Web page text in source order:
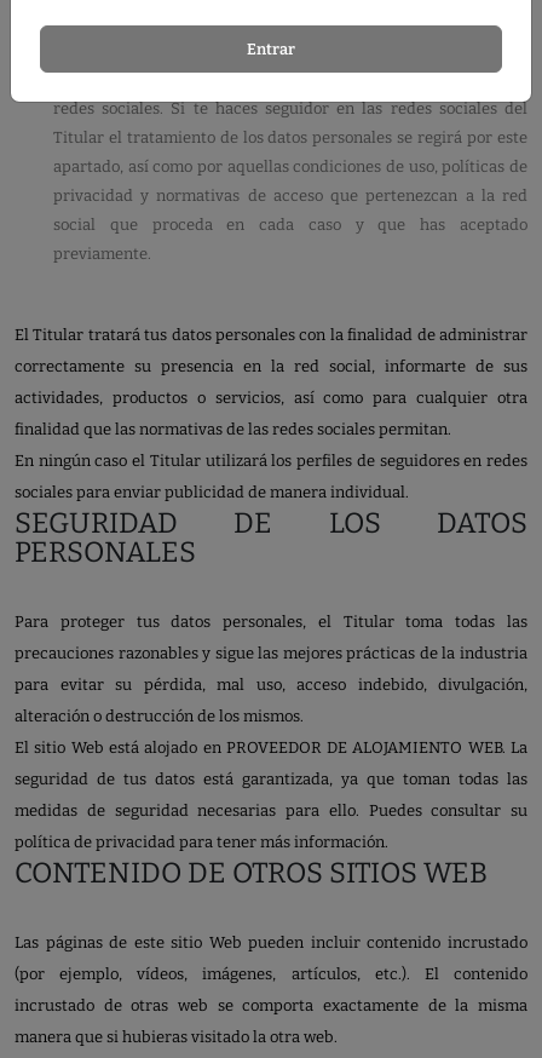
Entrar
cuyas caracterísiticas y finalidad están detalladas en la Política
redes sociales. Si te haces seguidor en las redes sociales del
Titular el tratamiento de los datos personales se regirá por este
apartado, así como por aquellas condiciones de uso, políticas de
privacidad y normativas de acceso que pertenezcan a la red
social que proceda en cada caso y que has aceptado
previamente.
El Titular tratará tus datos personales con la finalidad de administrar
correctamente su presencia en la red social, informarte de sus
actividades, productos o servicios, así como para cualquier otra
finalidad que las normativas de las redes sociales permitan.
En ningún caso el Titular utilizará los perfiles de seguidores en redes
sociales para enviar publicidad de manera individual.
SEGURIDAD DE LOS DATOS
PERSONALES
Para proteger tus datos personales, el Titular toma todas las
precauciones razonables y sigue las mejores prácticas de la industria
para evitar su pérdida, mal uso, acceso indebido, divulgación,
alteración o destrucción de los mismos.
El sitio Web está alojado en PROVEEDOR DE ALOJAMIENTO WEB. La
seguridad de tus datos está garantizada, ya que toman todas las
medidas de seguridad necesarias para ello. Puedes consultar su
política de privacidad para tener más información.
CONTENIDO DE OTROS SITIOS WEB
Las páginas de este sitio Web pueden incluir contenido incrustado
(por ejemplo, vídeos, imágenes, artículos, etc.). El contenido
incrustado de otras web se comporta exactamente de la misma
manera que si hubieras visitado la otra web.